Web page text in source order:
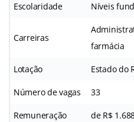
Escolaridade Níveis
Carreiras
farmácia
Lotação Estado do
Número de vagas 33
Remuneração de R$